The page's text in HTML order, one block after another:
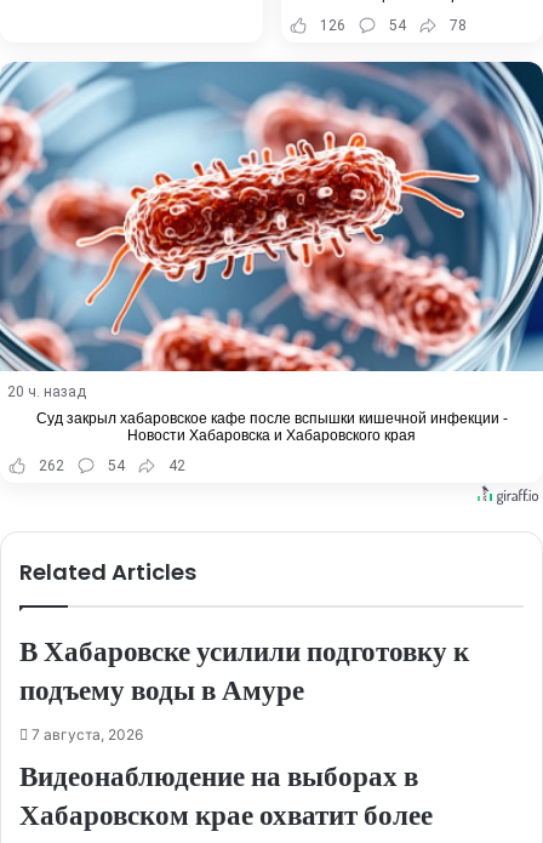
126
54 78
20 ч. назад
Суд закрыл хабаровское кафе после вспышки кишечной инфекции -
Новости Хабаровска и Хабаровского края
262
54 42
Related Articles
В Хабаровске усилили подготовку к
подъему воды в Амуре
7 августа, 2026
Видеонаблюдение на выборах в
Хабаровском крае охватит более